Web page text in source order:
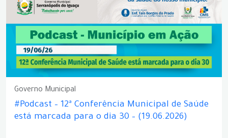
Governo Municipal
#Podcast – 12ª Conferência Municipal de Saúde
está marcada para o dia 30 – (19.06.2026)